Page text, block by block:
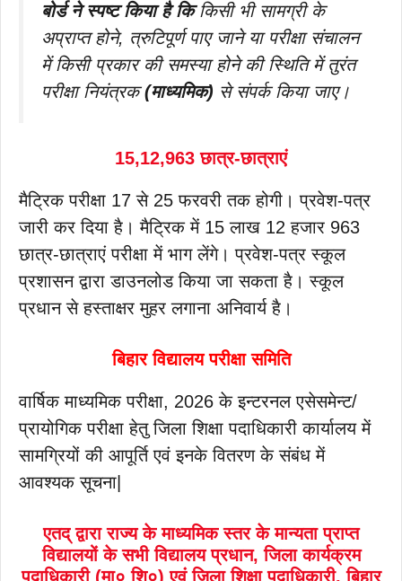
बोर्ड ने स्पष्ट किया है किकिसी भी सामग्री के
अप्राप्त होने, त्रुटिपूर्ण पाए जाने या परीक्षा संचालन
में किसी प्रकार की समस्या होने की स्थिति में तुरंत
परीक्षा नियंत्रक(माध्यमिक) से संपर्क किया जाए।
15,12,963 छात्र-छात्राएं
मैट्रिक परीक्षा 17 से 25 फरवरी तक होगी। प्रवेश-पत्र
जारी कर दिया है। मैट्रिक में 15 लाख 12 हजार 963
छात्र-छात्राएं परीक्षा में भाग लेंगे। प्रवेश-पत्र स्कूल
प्रशासन द्वारा डाउनलोड किया जा सकता है। स्कूल
प्रधान से हस्ताक्षर मुहर लगाना अनिवार्य है।
बिहार विद्यालय परीक्षा समिति
वार्षिक माध्यमिक परीक्षा, 2026 के इन्टरनल एसेसमेन्ट/
प्रायोगिक परीक्षा हेतु जिला शिक्षा पदाधिकारी कार्यालय में
सामग्रियों की आपूर्ति एवं इनके वितरण के संबंध में
आवश्यक सूचना|
एतद् द्वारा राज्य के माध्यमिक स्तर के मान्यता प्राप्त
विद्यालयों के सभी विद्यालय प्रधान, जिला कार्यक्रम
पदाधिकारी (मा० शि०) एवं जिला शिक्षा पदाधिकारी, बिहार